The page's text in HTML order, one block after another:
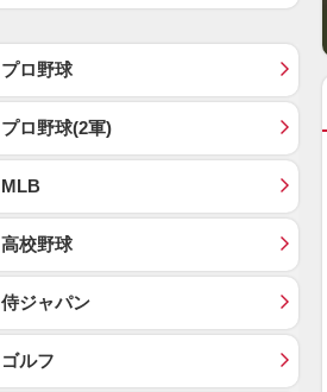
プロ野球
プロ野球(2軍)
MLB
高校野球
侍ジャパン
ゴルフ